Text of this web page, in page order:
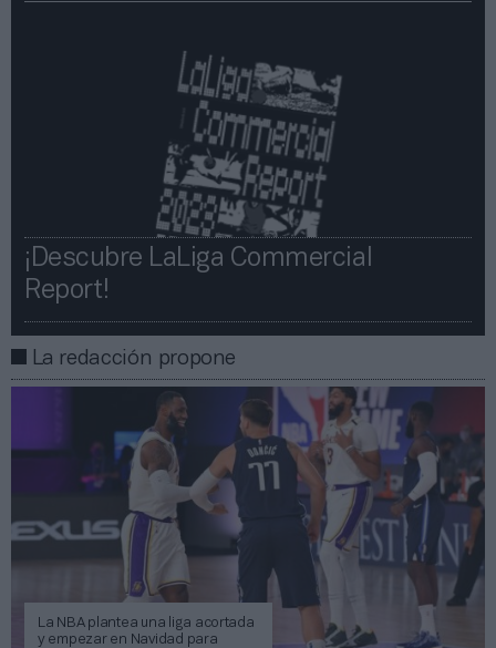
¡Descubre LaLiga Commercial
Report!​​
La redacción propone
La NBA plantea una liga acortada
y empezar en Navidad para